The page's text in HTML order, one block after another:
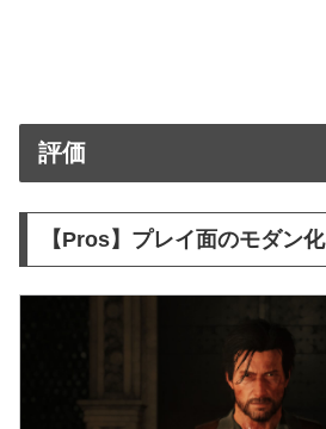
評価
【Pros】プレイ面のモダン化